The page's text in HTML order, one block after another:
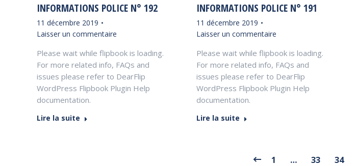
INFORMATIONS POLICE N° 192
11 décembre 2019
Laisser un commentaire
Please wait while flipbook is loading.
For more related info, FAQs and
issues please refer to DearFlip
WordPress Flipbook Plugin Help
documentation.
Lire la suite
INFORMATIONS POLICE N° 191
11 décembre 2019
Laisser un commentaire
Please wait while flipbook is loading.
For more related info, FAQs and
issues please refer to DearFlip
WordPress Flipbook Plugin Help
documentation.
Lire la suite
1 … 33 34